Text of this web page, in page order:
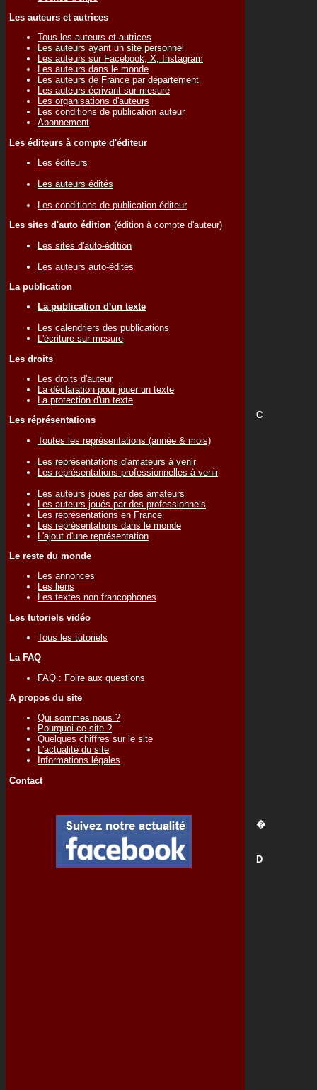
Les auteurs et autrices
Tous les auteurs et autrices
Les auteurs ayant un site personnel
Les auteurs sur Facebook, X, Instagram
Les auteurs dans le monde
Les auteurs de France par département
Les auteurs écrivant sur mesure
Les organisations d'auteurs
Les conditions de publication auteur
Abonnement
Les éditeurs à compte d'éditeur
Les éditeurs
Les auteurs édités
Les conditions de publication éditeur
Les sites d'auto édition (édition à compte d'auteur)
Les sites d'auto-édition
Les auteurs auto-édités
La publication
La publication d'un texte
Les calendriers des publications
L'écriture sur mesure
Les droits
Les droits d'auteur
La déclaration pour jouer un texte
La protection d'un texte
Les réprésentations
Toutes les représentations (année & mois)
Les représentations d'amateurs à venir
Les représentations professionnelles à venir
Les auteurs joués par des amateurs
Les auteurs joués par des professionnels
Les représentations en France
Les représentations dans le monde
L'ajout d'une représentation
Le reste du monde
Les annonces
Les liens
Les textes non francophones
Les tutoriels vidéo
Tous les tutoriels
La FAQ
FAQ : Foire aux questions
A propos du site
Qui sommes nous ?
Pourquoi ce site ?
Quelques chiffres sur le site
L'actualité du site
Informations légales
Contact
C
�
D